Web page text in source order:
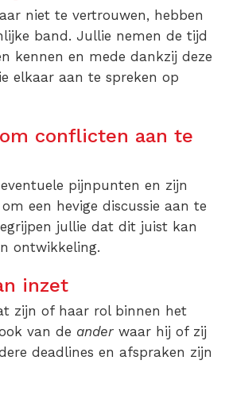
niet te vertrouwen, hebben
band. Jullie nemen de tijd
kennen en mede dankzij deze
elkaar aan te spreken op
conflicten aan te
pijnpunten en zijn
een hevige discussie aan te
jullie dat dit juist kan
ontwikkeling.
inzet
zijn of haar rol binnen het
van de ander waar hij of zij
deadlines en afspraken zijn